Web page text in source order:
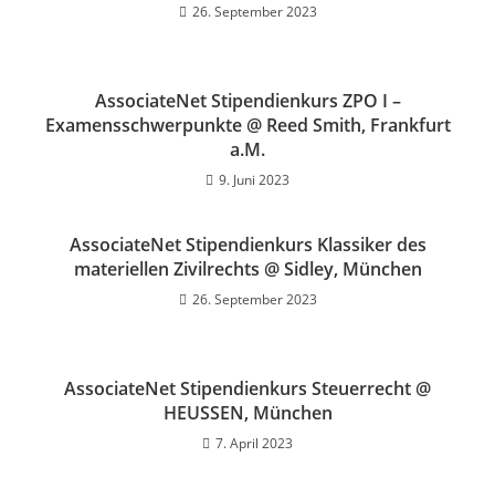
26. September 2023
AssociateNet Stipendienkurs ZPO I –
Examensschwerpunkte @ Reed Smith, Frankfurt
a.M.
9. Juni 2023
AssociateNet Stipendienkurs Klassiker des
materiellen Zivilrechts @ Sidley, München
26. September 2023
AssociateNet Stipendienkurs Steuerrecht @
HEUSSEN, München
7. April 2023